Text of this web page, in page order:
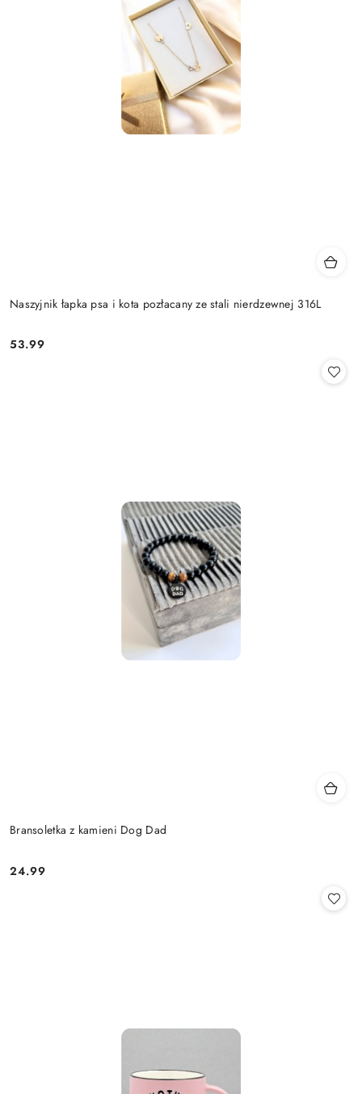
Naszyjnik łapka psa i kota pozłacany ze stali nierdzewnej 316L
Cena:
53.99
Bransoletka z kamieni Dog Dad
Cena:
24.99